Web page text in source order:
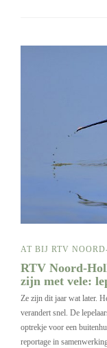
AT BIJ RTV
RTV Noord-
zijn met vele:
Ze zijn dit jaar wat later.
verandert snel. De
optrekje voor een
reportage in